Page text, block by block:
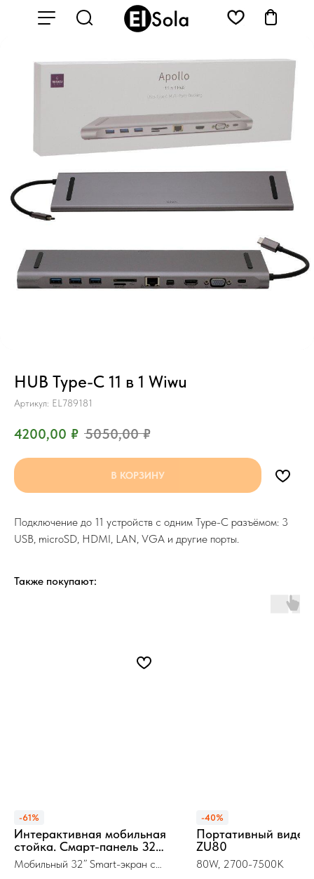
HUB Type-C 11 в 1 Wiwu
Артикул: EL789181
4200,00 ₽ 5050,00 ₽
В КОРЗИНУ
Подключение до 11 устройств с одним Type-C разъёмом: 3
USB, microSD, HDMI, LAN, VGA и другие порты.
Также покупают:
-61%
Интерактивная мобильная
стойка. Смарт-панель 32"
SG-QM32ST
Мобильный 32” Smart-экран с
-40%
Портативный
ZU80
80W, 2700-7500K